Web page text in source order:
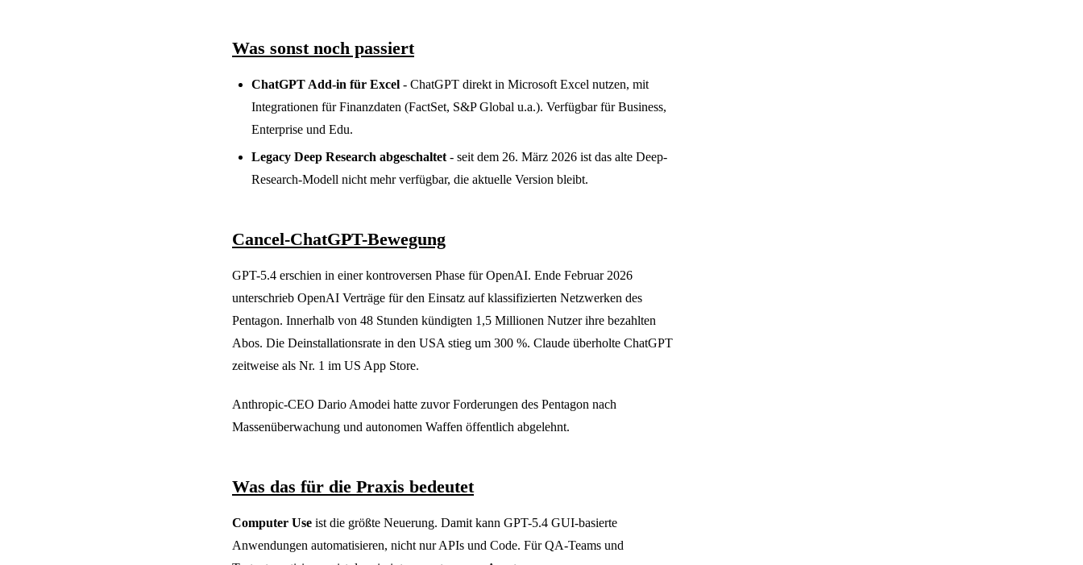
Was sonst noch passiert
ChatGPT Add-in für Excel - ChatGPT direkt in Microsoft Excel nutzen, mit
Integrationen für Finanzdaten (FactSet, S&P Global u.a.). Verfügbar für Business,
Enterprise und Edu.
Legacy Deep Research abgeschaltet - seit dem 26. März 2026 ist das alte Deep-
Research-Modell nicht mehr verfügbar, die aktuelle Version bleibt.
Cancel-ChatGPT-Bewegung
GPT-5.4 erschien in einer kontroversen Phase für OpenAI. Ende Februar 2026
unterschrieb OpenAI Verträge für den Einsatz auf klassifizierten Netzwerken des
Pentagon. Innerhalb von 48 Stunden kündigten 1,5 Millionen Nutzer ihre bezahlten
Abos. Die Deinstallationsrate in den USA stieg um 300 %. Claude überholte ChatGPT
zeitweise als Nr. 1 im US App Store.
Anthropic-CEO Dario Amodei hatte zuvor Forderungen des Pentagon nach
Massenüberwachung und autonomen Waffen öffentlich abgelehnt.
Was das für die Praxis bedeutet
Computer Use ist die größte Neuerung. Damit kann GPT-5.4 GUI-basierte
Anwendungen automatisieren, nicht nur APIs und Code. Für QA-Teams und